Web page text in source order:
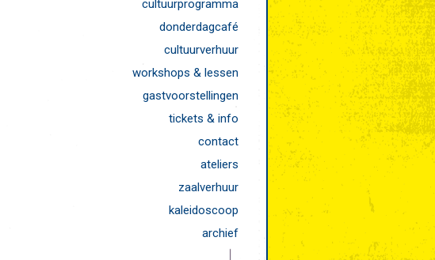
cultuurprogramma
donderdagcafé
cultuurverhuur
workshops & lessen
gastvoorstellingen
tickets & info
contact
ateliers
zaalverhuur
kaleidoscoop
archief